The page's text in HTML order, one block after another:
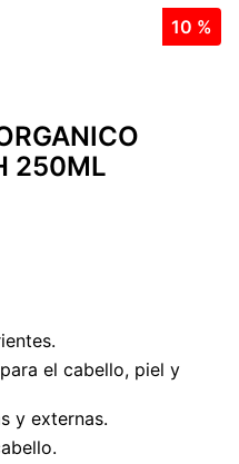
10 %
250ML
el cabello, piel y
y externas.